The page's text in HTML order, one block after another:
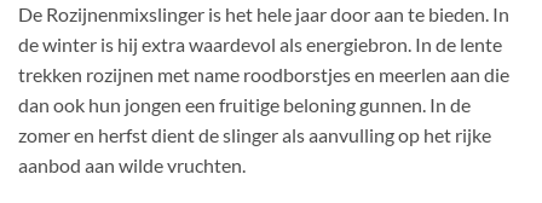
De Rozijnenmixslinger is het hele jaar door aan te bieden. In
de winter is hij extra waardevol als energiebron. In de lente
trekken rozijnen met name roodborstjes en meerlen aan die
dan ook hun jongen een fruitige beloning gunnen. In de
zomer en herfst dient de slinger als aanvulling op het rijke
aanbod aan wilde vruchten.